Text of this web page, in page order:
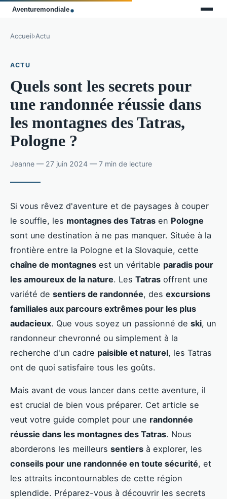
Accueil›Actu
ACTU
Quels sont les secrets pour
une randonnée réussie dans
les montagnes des Tatras,
Pologne ?
Jeanne — 27 juin 2024 — 7 min de lecture
Si vous rêvez d'aventure et de paysages à couper
le souffle, les montagnes des Tatras en Pologne
sont une destination à ne pas manquer. Située à la
frontière entre la Pologne et la Slovaquie, cette
chaîne de montagnes est un véritable paradis pour
les amoureux de la nature. Les Tatras offrent une
variété de sentiers de randonnée, des excursions
familiales aux parcours extrêmes pour les plus
audacieux. Que vous soyez un passionné de ski, un
randonneur chevronné ou simplement à la
recherche d'un cadre paisible et naturel, les Tatras
ont de quoi satisfaire tous les goûts.
Mais avant de vous lancer dans cette aventure, il
est crucial de bien vous préparer. Cet article se
veut votre guide complet pour une randonnée
réussie dans les montagnes des Tatras. Nous
aborderons les meilleurs sentiers à explorer, les
conseils pour une randonnée en toute sécurité, et
les attraits incontournables de cette région
splendide. Préparez-vous à découvrir les secrets